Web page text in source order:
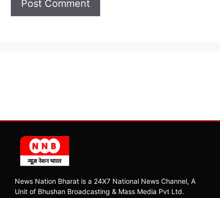
News Nation Bharat is a 24X7 National News Channel, A
Unit of Bhushan Broadcasting & Mass Media Pvt Ltd.